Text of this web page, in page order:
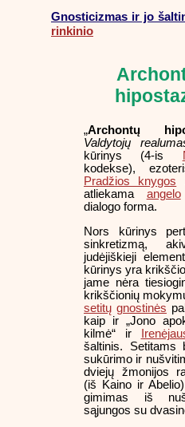
Gnosticizmas ir jo
rinkinio
„Archontų
Valdytojų
kūrinys (4-is
kodekse),
Pradžios knygos
atliekama angelo
dialogo forma.
Nors kūrinys
sinkretizmą,
judėjiškieji
kūrinys yra
jame nėra
krikščionių
setitų gnostinės
kaip ir „Jono
kilmė“ ir
šaltinis. Setitams
sukūrimo ir
dviejų žmonijos
(iš Kaino ir
gimimas iš
sąjungos su